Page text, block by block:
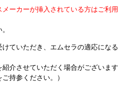
ーカーが挿入されている方はご利用
ていただき、エムセラの適応になる
紹介させていただく場合がございます
持参ください。）